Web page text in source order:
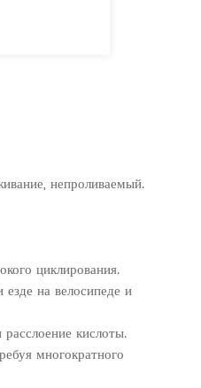
непроливаемый.
циклирования.
на велосипеде и
кислоты.
многократного